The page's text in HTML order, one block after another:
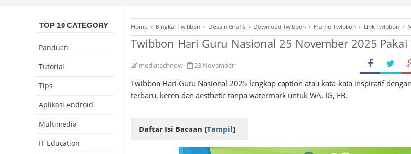
Home › Bingkai Twibbon › Desain Grafis › Download Twibbon › Frame Twibbon › Link Twibbon ›
Twibbon Hari Guru Nasional 25 November 2025 Pakai
mediatechnow 23 November
Twibbon Hari Guru Nasional 2025 lengkap caption atau kata-kata inspiratif
terbaru, keren dan aesthetic tanpa watermark untuk WA, IG, FB.
Daftar Isi Bacaan [Tampil]
TOP 10 CATEGORY
Panduan
Tutorial
Tips
Aplikasi Android
Multimedia
IT Education